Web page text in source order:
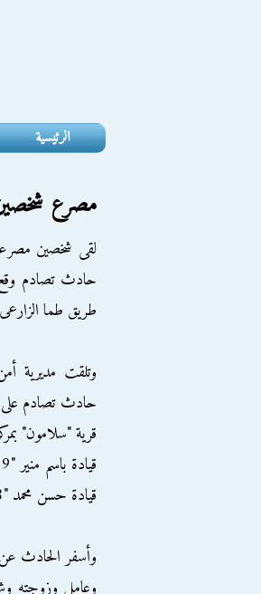
الرئيسية
مصرع شخصين وإصابة 5 في
حادث تصادم
طريق طما
وتلقت مديرية
حادث تصادم على
قرية "سلامون"
قيادة حسن محمد "28 عامًا" ويقيم بمدينة طما.
وعامل وزوجته